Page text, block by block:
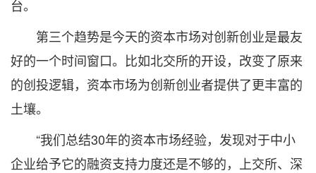
台。
第三个趋势是今天的资本市场对创新创业是最友
好的一个时间窗口。比如北交所的开设，改变了原来
的创投逻辑，资本市场为创新创业者提供了更丰富的
土壤。
“我们总结30年的资本市场经验，发现对于中小
企业给予它的融资支持力度还是不够的，上交所、深